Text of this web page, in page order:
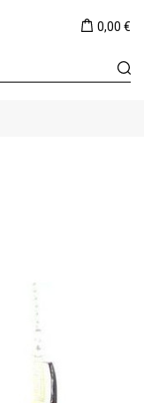
0,00 €